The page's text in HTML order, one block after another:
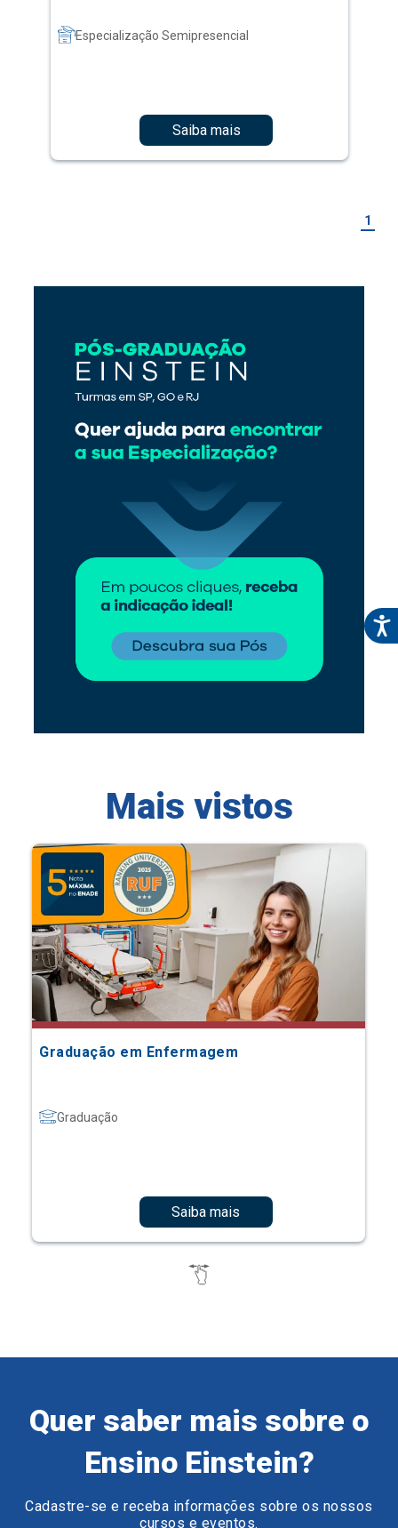
Especialização Semipresencial
Saiba mais
1
Mais vistos
Graduação em Enfermagem
Graduação
Saiba mais
Quer saber mais sobre o
Ensino Einstein?
Cadastre-se e receba informações sobre os nossos
cursos e eventos.